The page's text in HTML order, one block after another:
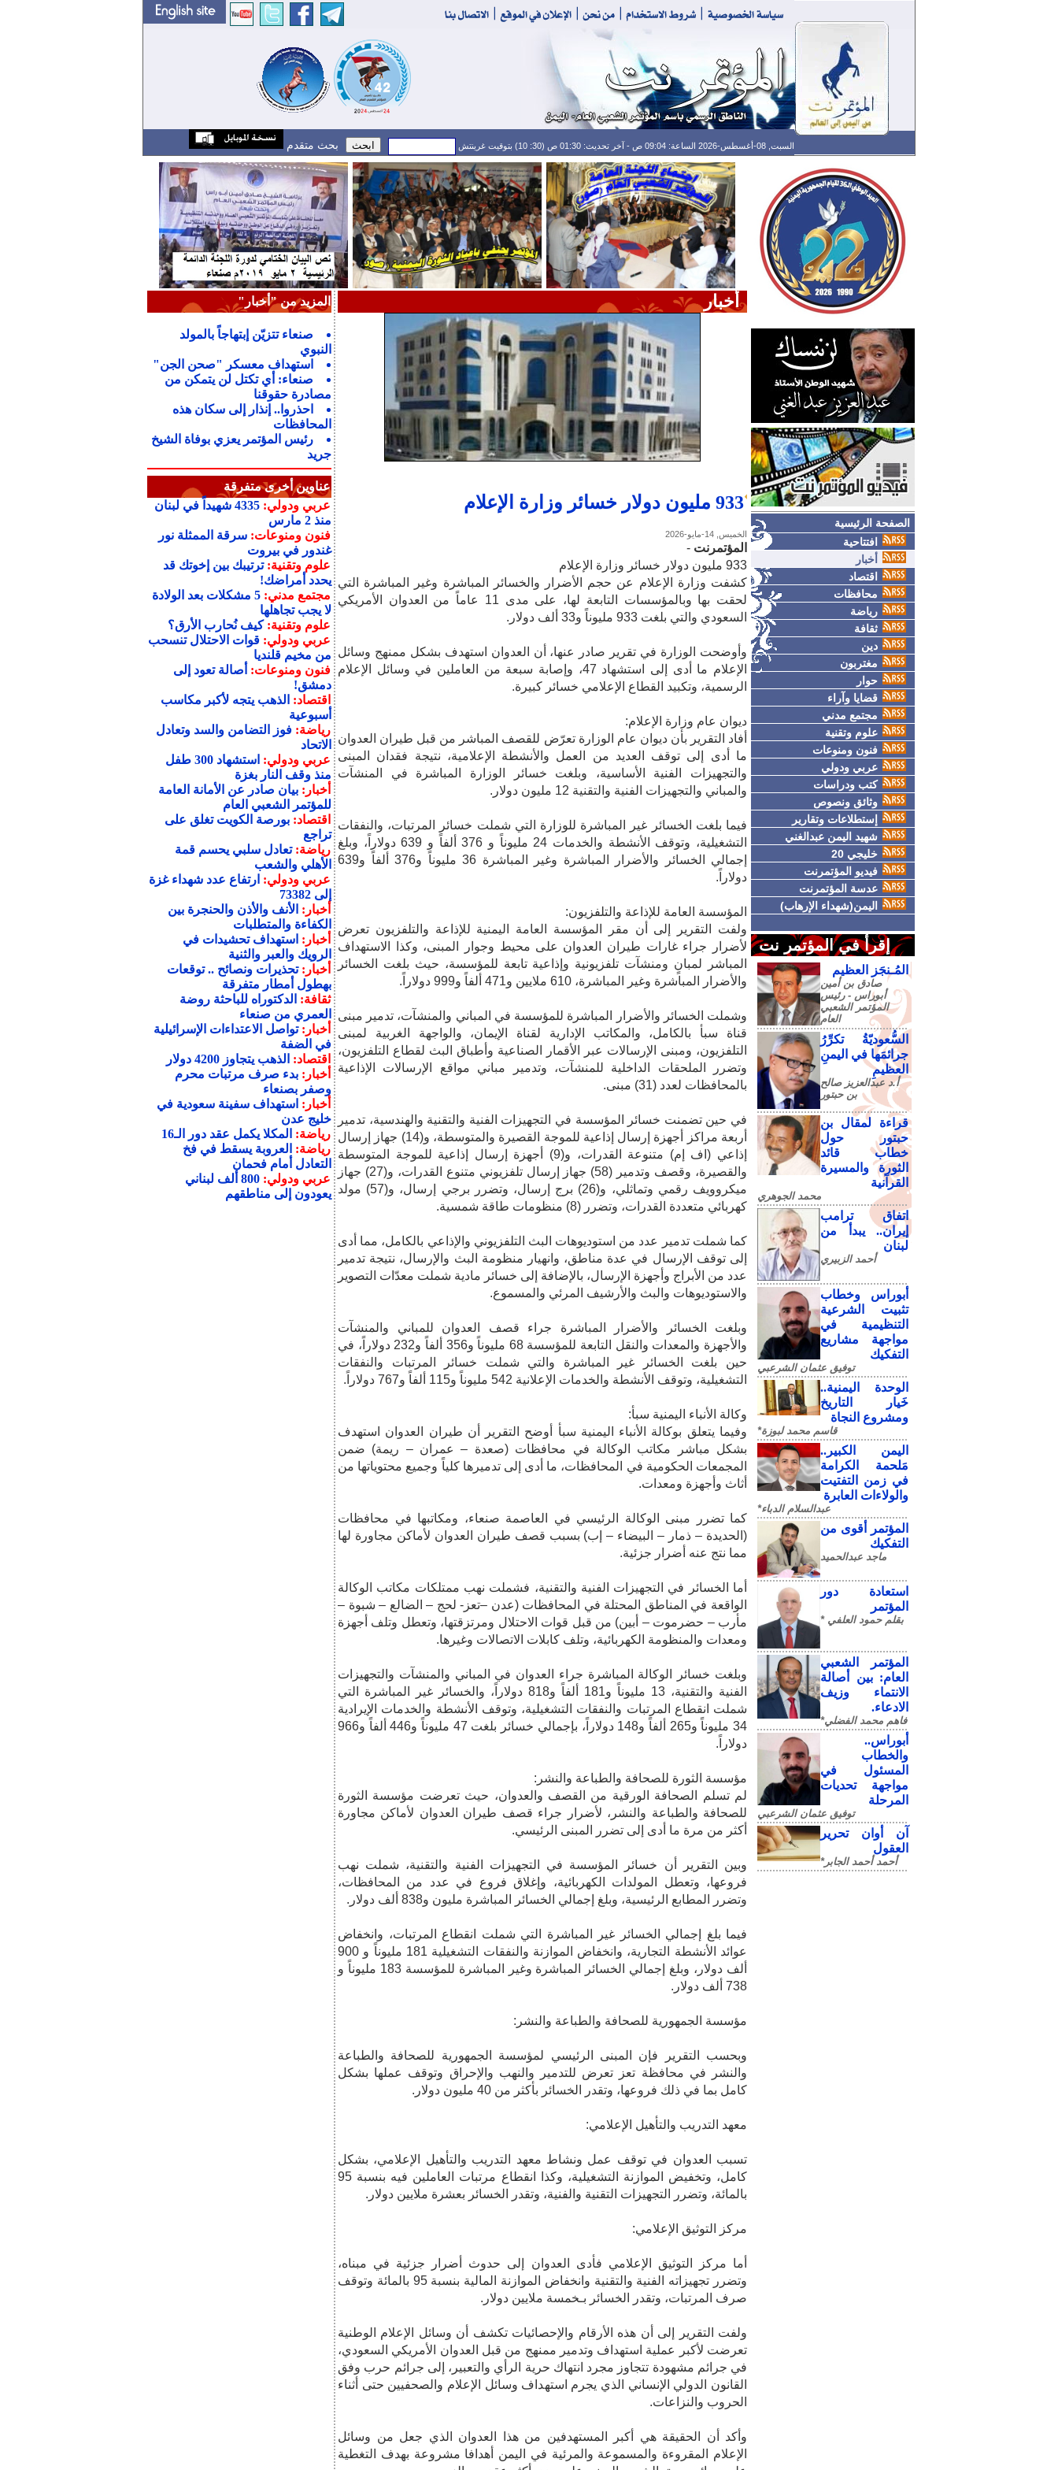
السبت, 08-أغسطس-2026 الساعة: 09:04 ص - آخر تحديث: 01:30 ص (30: 10) بتوقيت غرينتش بحث متقدم
الصفحة الرئيسية
افتتاحية
أخبار
اقتصاد
محافظات
رياضة
ثقافة
دين
مغتربون
حوار
قضايا وآراء
مجتمع مدني
علوم وتقنية
فنون ومنوعات
عربي ودولي
كتب ودراسات
وثائق ونصوص
إستطلاعات وتقارير
شهيد اليمن عبدالغني
خليجي 20
فيديو المؤتمرنت
عدسة المؤتمرنت
اليمن(شهداء الإرهاب)
إقرأ في المؤتمر نت
المُـنجَز العظيم
صادق‮ ‬بن‮ ‬أمين‮
‬أبوراس - رئيس‮
‬المؤتمر‮ ‬الشعبي‮
‬العام
السُّعوديّةُ تكرِّرُ
جرائمَها في اليمنِ
العظيمِ
أ.د عبدالعزيز صالح
بن حبتور
قراءة لمقال بن
حبتور حول
خطاب قائد
الثورة والمسيرة
القرآنية
محمد الجوهري
اتفاق ترامب
إيران.. يبدأ من
لبنان
أحمد الزبيري
أبوراس وخطاب
تثبيت الشرعية
التنظيمية في
مواجهة مشاريع
التفكيك
توفيق عثمان الشرعبي
الوحدة اليمنية..
خَيار التاريخ
ومشروع النجاة
قاسم محمد لبوزة*
​اليمن الكبير..
مَلحمة الكرامة
في زمن التفتيت
والولاءات العابرة
عبدالسلام الدباء*
المؤتمر أقوى من
التفكيك
ماجد عبدالحميد
استعادة دور
المؤتمر
بقلم حمود العلفي *
المؤتمر الشعبي
العام: بين أصالة
الانتماء وزيف
الادعاء.
فاهم محمد الفضلي*
أبوراس..
والخطاب
المسئول في
مواجهة تحديات
المرحلة
توفيق عثمان الشرعبي
آن أوان تحرير
العقول
أحمد أحمد الجابر*
أخبار
933 مليون دولار خسائر وزارة الإعلام
الخميس, 14-مايو-2026
المؤتمرنت -
933 مليون دولار خسائر وزارة الإعلام
كشفت وزارة الإعلام عن حجم الأضرار والخسائر المباشرة وغير المباشرة التي
لحقت بها وبالمؤسسات التابعة لها، على مدى 11 عاماً من العدوان الأمريكي
السعودي والتي بلغت 933 مليوناً و33 ألف دولار.
وأوضحت الوزارة في تقرير صادر عنها، أن العدوان استهدف بشكل ممنهج وسائل
الإعلام ما أدى إلى استشهاد 47، وإصابة سبعة من العاملين في وسائل الإعلام
الرسمية، وتكبيد القطاع الإعلامي خسائر كبيرة.
ديوان عام وزارة الإعلام:
أفاد التقرير بأن ديوان عام الوزارة تعرّض للقصف المباشر من قبل طيران العدوان
ما أدى إلى توقف العديد من العمل والأنشطة الإعلامية، نتيجة فقدان المبنى
والتجهيزات الفنية الأساسية، وبلغت خسائر الوزارة المباشرة في المنشآت
والمباني والتجهيزات الفنية والتقنية 12 مليون دولار.
فيما بلغت الخسائر غير المباشرة للوزارة التي شملت خسائر المرتبات، والنفقات
التشغيلية، وتوقف الأنشطة والخدمات 24 مليوناً و 376 ألفاً و 639 دولاراً، وبلغ
إجمالي الخسائر والأضرار المباشرة وغير المباشرة 36 مليوناً و376 ألفاً و639
دولاراً.
المؤسسة العامة للإذاعة والتلفزيون:
ولفت التقرير إلى أن مقر المؤسسة العامة اليمنية للإذاعة والتلفزيون تعرض
لأضرار جراء غارات طيران العدوان على محيط وجوار المبنى، وكذا الاستهداف
المباشر لمبانٍ ومنشآت تلفزيونية وإذاعية تابعة للمؤسسة، حيث بلغت الخسائر
والأضرار المباشرة وغير المباشرة، 610 ملايين و471 ألفاً و999 دولاراً.
وشملت الخسائر والأضرار المباشرة للمؤسسة في المباني والمنشآت، تدمير مبنى
قناة سبأ بالكامل، والمكاتب الإدارية لقناة الإيمان، والواجهة الغربية لمبنى
التلفزيون، ومبنى الإرسالات عبر الأقمار الصناعية وأطباق البث لقطاع التلفزيون،
وتضرر الملحقات الداخلية للمنشآت، وتدمير مباني مواقع الإرسالات الإذاعية
بالمحافظات لعدد (31) مبنى.
في حين تضمنت خسائر المؤسسة في التجهيزات الفنية والتقنية والهندسية، تدمير
أربعة مراكز أجهزة إرسال إذاعية للموجة القصيرة والمتوسطة، و(14) جهاز إرسال
إذاعي (اف إم) متنوعة القدرات، و(9) أجهزة إرسال إذاعية للموجة المتوسطة
والقصيرة، وقصف وتدمير (58) جهاز إرسال تلفزيوني متنوع القدرات، و(27) جهاز
ميكروويف رقمي وتماثلي، و(26) برج إرسال، وتضرر برجي إرسال، و(57) مولد
كهربائي متعددة القدرات، وتضرر (8) منظومات طاقة شمسية.
كما شملت تدمير عدد من استوديوهات البث التلفزيوني والإذاعي بالكامل، مما أدى
إلى توقف الإرسال في عدة مناطق، وانهيار منظومة البث والإرسال، نتيجة تدمير
عدد من الأبراج وأجهزة الإرسال، بالإضافة إلى خسائر مادية شملت معدّات التصوير
والاستوديوهات والبث والأرشيف المرئي والمسموع.
وبلغت الخسائر والأضرار المباشرة جراء قصف العدوان للمباني والمنشآت
والأجهزة والمعدات والنقل التابعة للمؤسسة 68 مليوناً و356 ألفاً و232 دولاراً، في
حين بلغت الخسائر غير المباشرة والتي شملت خسائر المرتبات والنفقات
التشغيلية، وتوقف الأنشطة والخدمات الإعلانية 542 مليوناً و115 ألفاً و767 دولاراً.
وكالة الأنباء اليمنية سبأ:
وفيما يتعلق بوكالة الأنباء اليمنية سبأ أوضح التقرير أن طيران العدوان استهدف
بشكل مباشر مكاتب الوكالة في محافظات (صعدة – عمران – ريمة) ضمن
المجمعات الحكومية في المحافظات، ما أدى إلى تدميرها كلياً وجميع محتوياتها من
أثاث وأجهزة ومعدات.
كما تضرر مبنى الوكالة الرئيسي في العاصمة صنعاء، ومكاتبها في محافظات
(الحديدة – ذمار – البيضاء – إب) بسبب قصف طيران العدوان لأماكن مجاورة لها
مما نتج عنه أضرار جزئية.
أما الخسائر في التجهيزات الفنية والتقنية، فشملت نهب ممتلكات مكاتب الوكالة
الواقعة في المناطق المحتلة في المحافظات (عدن –تعز- لحج – الضالع – شبوة –
مأرب – حضرموت – أبين) من قبل قوات الاحتلال ومرتزقتها، وتعطل وتلف أجهزة
ومعدات والمنظومة الكهربائية، وتلف كابلات الاتصالات وغيرها.
وبلغت خسائر الوكالة المباشرة جراء العدوان في المباني والمنشآت والتجهيزات
الفنية والتقنية، 13 مليوناً و181 ألفاً و818 دولاراً، والخسائر غير المباشرة التي
شملت انقطاع المرتبات والنفقات التشغيلية، وتوقف الأنشطة والخدمات الإيرادية
34 مليوناً و265 ألفاً و148 دولاراً، بإجمالي خسائر بلغت 47 مليوناً و446 ألفاً و966
دولاراً.
مؤسسة الثورة للصحافة والطباعة والنشر:
لم تسلم الصحافة الورقية من القصف والعدوان، حيث تعرضت مؤسسة الثورة
للصحافة والطباعة والنشر، لأضرار جراء قصف طيران العدوان لأماكن مجاورة
أكثر من مرة ما أدى إلى تضرر المبنى الرئيسي.
وبين التقرير أن خسائر المؤسسة في التجهيزات الفنية والتقنية، شملت نهب
فروعها، وتعطل المولدات الكهربائية، وإغلاق فروع في عدد من المحافظات،
وتضرر المطابع الرئيسية، وبلغ إجمالي الخسائر المباشرة مليون و838 ألف دولار.
فيما بلغ إجمالي الخسائر غير المباشرة التي شملت انقطاع المرتبات، وانخفاض
عوائد الأنشطة التجارية، وانخفاض الموازنة والنفقات التشغيلية 181 مليوناً و 900
ألف دولار، وبلغ إجمالي الخسائر المباشرة وغير المباشرة للمؤسسة 183 مليوناً و
738 ألف دولار.
مؤسسة الجمهورية للصحافة والطباعة والنشر:
وبحسب التقرير فإن المبنى الرئيسي لمؤسسة الجمهورية للصحافة والطباعة
والنشر في محافظة تعز تعرض للتدمير والنهب والإحراق وتوقف عملها بشكل
كامل بما في ذلك فروعها، وتقدر الخسائر بأكثر من 40 مليون دولار.
معهد التدريب والتأهيل الإعلامي:
تسبب العدوان في توقف عمل ونشاط معهد التدريب والتأهيل الإعلامي، بشكل
كامل، وتخفيض الموازنة التشغيلية، وكذا انقطاع مرتبات العاملين فيه بنسبة 95
بالمائة، وتضرر التجهيزات التقنية والفنية، وتقدر الخسائر بعشرة ملايين دولار.
مركز التوثيق الإعلامي:
أما مركز التوثيق الإعلامي فأدى العدوان إلى حدوث أضرار جزئية في مبناه،
وتضرر تجهيزاته الفنية والتقنية وانخفاض الموازنة المالية بنسبة 95 بالمائة وتوقف
صرف المرتبات، وتقدر الخسائر بـخمسة ملايين دولار.
ولفت التقرير إلى أن هذه الأرقام والإحصائيات تكشف أن وسائل الإعلام الوطنية
تعرضت لأكبر عملية استهداف وتدمير ممنهج من قبل العدوان الأمريكي السعودي،
في جرائم مشهودة تتجاوز مجرد انتهاك حرية الرأي والتعبير، إلى جرائم حرب وفق
القانون الدولي الإنساني الذي يجرم استهداف وسائل الإعلام والصحفيين حتى أثناء
الحروب والنزاعات.
وأكد أن الحقيقة هي أكبر المستهدفين من هذا العدوان الذي جعل من وسائل
الإعلام المقروءة والمسموعة والمرئية في اليمن أهدافا مشروعة بهدف التغطية
المزيد من "أخبار"
صنعاء تتزيّن إبتهاجاً بالمولد
النبوي
استهداف معسكر "صحن الجن"
صنعاء: أي تكتل لن يتمكن من
مصادرة حقوقنا
احذروا.. إنذار إلى سكان هذه
المحافظات
رئيس المؤتمر يعزي بوفاة الشيخ
جريد
عناوين أخرى متفرقة
عربي ودولي:
4335 شهيداً في لبنان
منذ 2 مارس
فنون ومنوعات:سرقة الممثلة نور
غندور في بيروت
علوم وتقنية:ترتيبك بين إخوتك قد
يحدد أمراضك!
مجتمع مدني:
5 مشكلات بعد الولادة
لا يجب تجاهلها
علوم وتقنية:كيف نُحارب الأرق؟
عربي ودولي:قوات الاحتلال تنسحب
من مخيم قلنديا
فنون ومنوعات: أصالة تعود إلى
دمشق!
اقتصاد: الذهب يتجه لأكبر مكاسب
أسبوعية
رياضة:فوز التضامن والسد وتعادل
الاتحاد
عربي ودولي:
استشهاد 300 طفل
منذ وقف النار بغزة
أخبار:بيان صادر عن الأمانة العامة
للمؤتمر الشعبي العام
اقتصاد:بورصة الكويت تغلق على
تراجع
رياضة:تعادل سلبي يحسم قمة
الأهلي والشعب
عربي ودولي: ارتفاع عدد شهداء غزة
إلى 73382
أخبار: الأنف والأذن والحنجرة بين
الكفاءة والمتطلبات
أخبار: استهداف تحشيدات في
الرويك والعبر والثنية
أخبار:تحذيرات ونصائح .. توقعات
بهطول أمطار متفرقة
ثقافة: الدكتوراه للباحثة روضة
العمري من صنعاء
أخبار:تواصل الاعتداءات الإسرائيلية
في الضفة
اقتصاد: الذهب يتجاوز 4200 دولار
أخبار:بدء صرف مرتبات محرم
وصفر بصنعاء
أخبار: استهداف سفينة سعودية في
خليج عدن
رياضة: المكلا يكمل عقد دور الـ16
رياضة: العروبة يسقط في فخ
التعادل أمام فحمان
عربي ودولي:
800 ألف لبناني
يعودون إلى مناطقهم